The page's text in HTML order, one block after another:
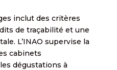
inclut des critères
de traçabilité et une
L’INAO supervise la
cabinets
dégustations à